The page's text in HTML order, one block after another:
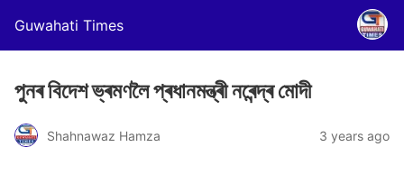
Guwahati Times
পুনৰ বিদেশ ভ্ৰমণলৈ প্ৰধানমন্ত্ৰী নৰেন্দ্ৰ মোদী
Shahnawaz Hamza 3 years ago